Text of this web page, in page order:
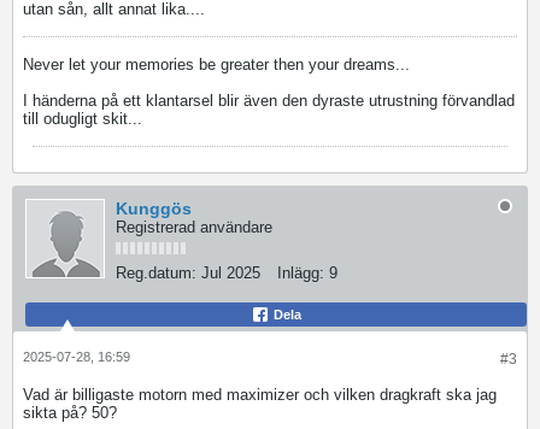
utan sån, allt annat lika....
Never let your memories be greater then your dreams...
I händerna på ett klantarsel blir även den dyraste utrustning förvandlad
till odugligt skit...
Kunggös
Registrerad användare
Reg.datum: Jul 2025 Inlägg: 9
Dela
#3
2025-07-28, 16:59
Vad är billigaste motorn med maximizer och vilken dragkraft ska jag
sikta på? 50?